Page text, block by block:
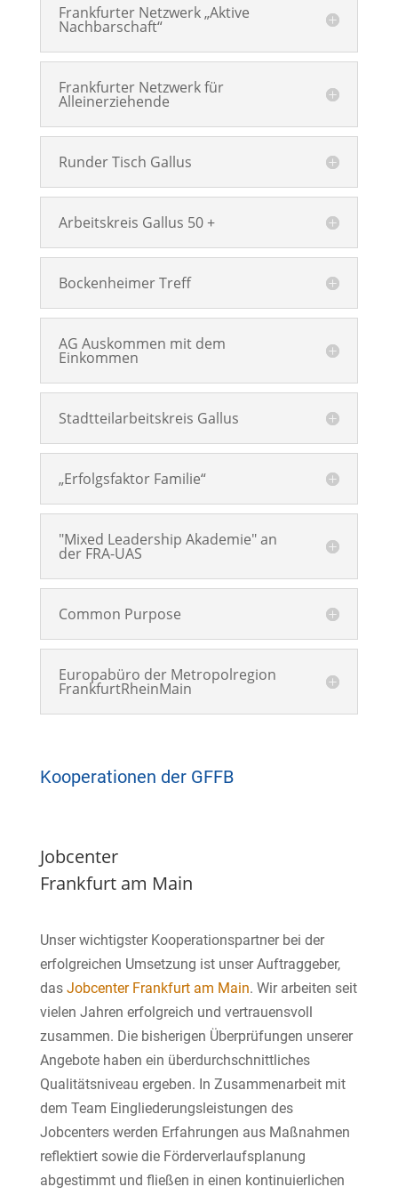
Frankfurter Netzwerk „Aktive
Nachbarschaft“
Frankfurter Netzwerk für
Alleinerziehende
Runder Tisch Gallus
Arbeitskreis Gallus 50 +
Bockenheimer Treff
AG Auskommen mit dem
Einkommen
Stadtteilarbeitskreis Gallus
„Erfolgsfaktor Familie“
"Mixed Leadership Akademie" an
der FRA-UAS
Common Purpose
Europabüro der Metropolregion
FrankfurtRheinMain
Kooperationen der GFFB
Jobcenter
Frankfurt am Main
Unser wichtigster Kooperationspartner bei der
erfolgreichen Umsetzung ist unser Auftraggeber,
das Jobcenter Frankfurt am Main. Wir arbeiten seit
vielen Jahren erfolgreich und vertrauensvoll
zusammen. Die bisherigen Überprüfungen unserer
Angebote haben ein überdurchschnittliches
Qualitätsniveau ergeben. In Zusammenarbeit mit
dem Team Eingliederungsleistungen des
Jobcenters werden Erfahrungen aus Maßnahmen
reflektiert sowie die Förderverlaufsplanung
abgestimmt und fließen in einen kontinuierlichen